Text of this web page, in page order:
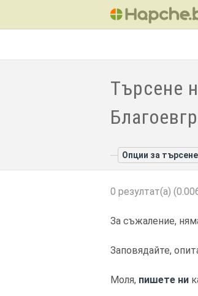
Търсене
Опции за
0 резултат(а)
За съжаление,
Заповядайте,
Моля, пишете ни